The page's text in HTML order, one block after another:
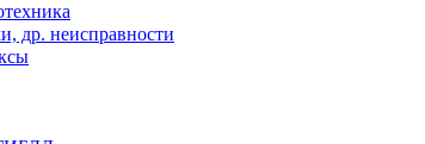
др. неисправности